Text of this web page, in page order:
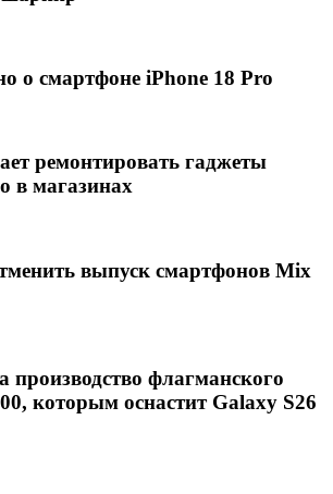
о смартфоне iPhone 18 Pro
ремонтировать гаджеты
в магазинах
выпуск смартфонов Mix
производство флагманского
которым оснастит Galaxy S26